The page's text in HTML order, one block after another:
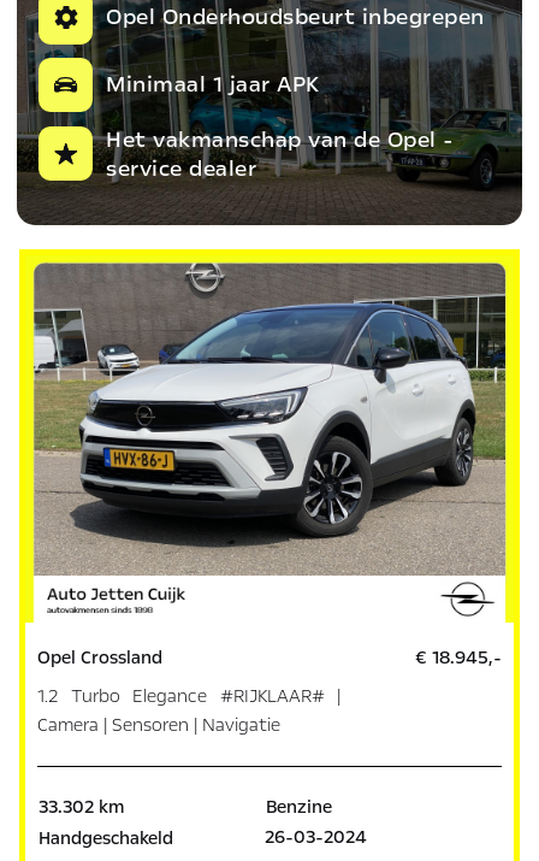
Opel Onderhoudsbeurt inbegrepen
Minimaal 1 jaar APK
Het vakmanschap van de Opel -
service dealer
Opel Crossland
1.2 Turbo Elegance #RIJKLAAR# |
Camera | Sensoren | Navigatie
€ 18.945,-
33.302 km
Benzine
Handgeschakeld
26-03-2024